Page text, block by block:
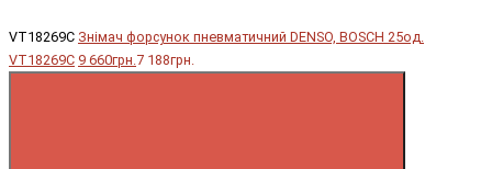
VT18269C Знімач форсунок пневматичний DENSO, BOSCH 25од.
VT18269C 9 660грн.7 188грн.